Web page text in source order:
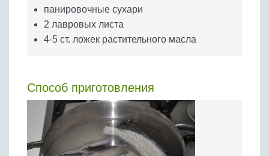
панировочные сухари
2 лавровых листа
4-5 ст. ложек растительного масла
Способ приготовления